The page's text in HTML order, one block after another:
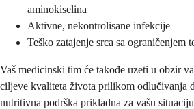
aminokiselina
Aktivne, nekontrolisane infekcije
Teško zatajenje srca sa ograničenjem
Vaš medicinski tim će takođe uzeti u obzir
ciljeve kvaliteta života prilikom odlučivanja
nutritivna podrška prikladna za vašu